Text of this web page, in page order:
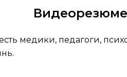
Видеорезюме
медики, педагоги,